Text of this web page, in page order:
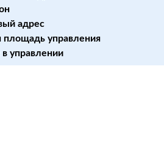
адрес
управления
управлении